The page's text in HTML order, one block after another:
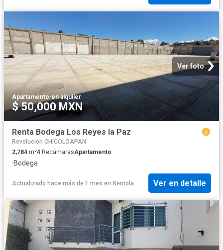
Ver foto
Apartamento·en alquiler
$ 50,000 MXN
Renta Bodega Los Reyes la Paz
Revolucion CHICOLOAPAN
2,784 m²4 RecámarasApartamento
·Bodega
Actualizado hace más de 1 mes en Rentola Ver en detalle